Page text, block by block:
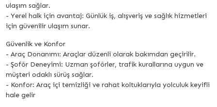
ulaşım sağlar.
- Yerel halk için avantaj: Günlük iş, alışveriş ve sağlık hizmetleri
için güvenilir ulaşım sunar.
Güvenlik ve Konfor
- Araç Donanımı: Araçlar düzenli olarak bakımdan geçirilir.
- Şoför Deneyimi: Uzman şoförler, trafik kurallarına uygun ve
müşteri odaklı sürüş sağlar.
- Konfor: Araç içi temizliği ve rahat koltuklarıyla yolculuk keyifli
hale gelir